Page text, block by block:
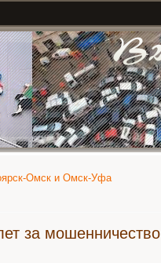
Омск и Омск-Уфа
за